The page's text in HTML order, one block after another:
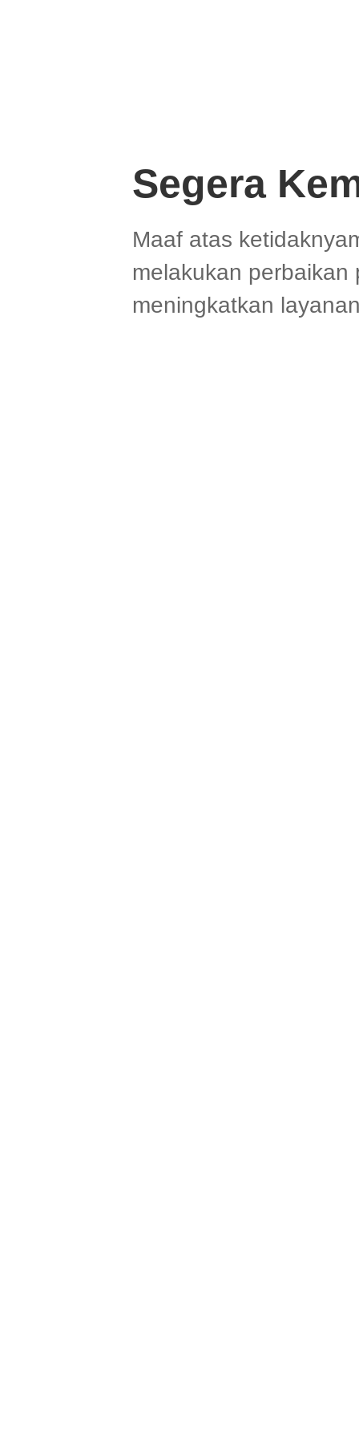
Segera
Maaf atas
melakukan
meningkatkan